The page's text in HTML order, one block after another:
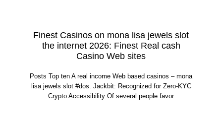
Finest Casinos on mona lisa jewels slot
the internet 2026: Finest Real cash
Casino Web sites
Posts Top ten A real income Web based casinos – mona
lisa jewels slot #dos. Jackbit: Recognized for Zero-KYC
Crypto Accessibility Of several people favor